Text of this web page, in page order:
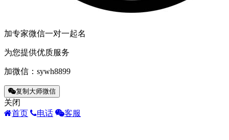
加专家微信一对一起名
为您提供优质服务
加微信： sywh8899
复制大师微信
关闭
首页
电话 客服